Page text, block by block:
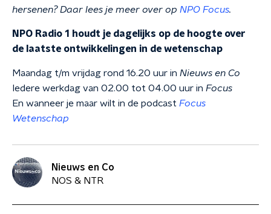
hersenen? Daar lees je meer over op NPO Focus.
NPO Radio 1 houdt je dagelijks op de hoogte over
de laatste ontwikkelingen in de wetenschap
Maandag t/m vrijdag rond 16.20 uur in Nieuws en Co
Iedere werkdag van 02.00 tot 04.00 uur in Focus
En wanneer je maar wilt in de podcast Focus
Wetenschap
Nieuws en Co
NOS & NTR